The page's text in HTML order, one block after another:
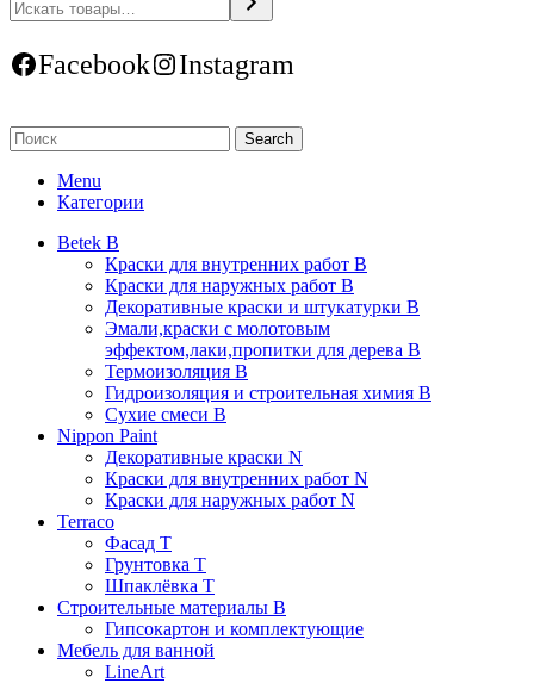
Facebook Instagram
Search
Menu
Категории
Betek B
Краски для внутренних работ B
Краски для наружных работ B
Декоративные краски и штукатурки В
Эмали,краски с молотовым
эффектом,лаки,пропитки для дерева В
Термоизоляция В
Гидроизоляция и строительная химия В
Сухие смеси B
Nippon Paint
Декоративные краски N
Краски для внутренних работ N
Краски для наружных работ N
Terraco
Фасад Т
Грунтовка T
Шпаклёвка T
Строительные материалы В
Гипсокартон и комплектующие
Мебель для ванной
LineArt